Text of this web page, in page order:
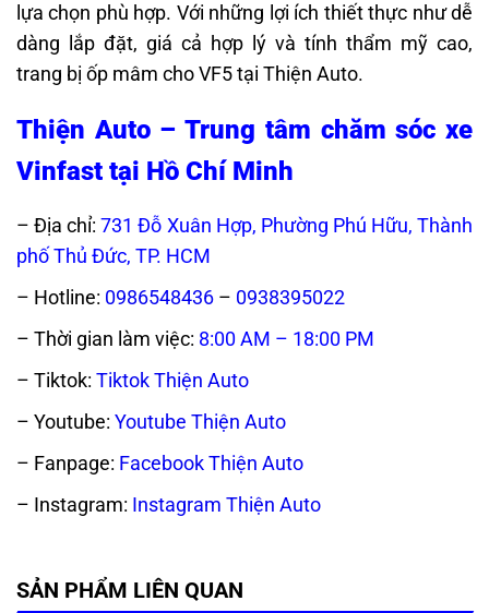
lựa chọn phù hợp. Với những lợi ích thiết thực như dễ
dàng lắp đặt, giá cả hợp lý và tính thẩm mỹ cao,
trang bị ốp mâm cho VF5 tại Thiện Auto.
Thiện Auto – Trung tâm chăm sóc xe
Vinfast tại Hồ Chí Minh
– Địa chỉ:731 Đỗ Xuân Hợp, Phường Phú Hữu, Thành
phố Thủ Đức, TP. HCM
– Hotline: 0986548436 – 0938395022
– Thời gian làm việc: 8:00 AM – 18:00 PM
– Tiktok: Tiktok Thiện Auto
– Youtube: Youtube Thiện Auto
– Fanpage: Facebook Thiện Auto
– Instagram: Instagram Thiện Auto
SẢN PHẨM LIÊN QUAN